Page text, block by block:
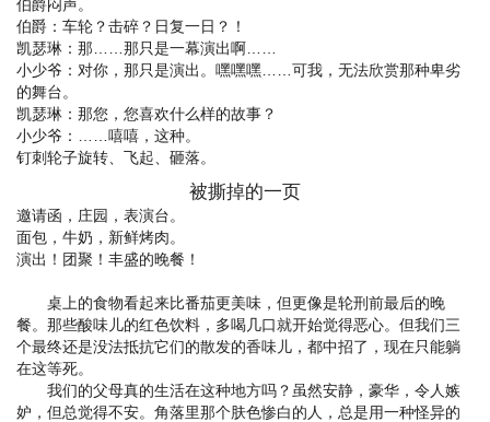
伯爵闷声。
伯爵：车轮？击碎？日复一日？！
凯瑟琳：那……那只是一幕演出啊……
小少爷：对你，那只是演出。嘿嘿嘿……可我，无法欣赏那种卑劣
的舞台。
凯瑟琳：那您，您喜欢什么样的故事？
小少爷：……嘻嘻，这种。
钉刺轮子旋转、飞起、砸落。
被撕掉的一页
邀请函，庄园，表演台。
面包，牛奶，新鲜烤肉。
演出！团聚！丰盛的晚餐！
桌上的食物看起来比番茄更美味，但更像是轮刑前最后的晚
餐。那些酸味儿的红色饮料，多喝几口就开始觉得恶心。但我们三
个最终还是没法抵抗它们的散发的香味儿，都中招了，现在只能躺
在这等死。
我们的父母真的生活在这种地方吗？虽然安静，豪华，令人嫉
妒，但总觉得不安。角落里那个肤色惨白的人，总是用一种怪异的